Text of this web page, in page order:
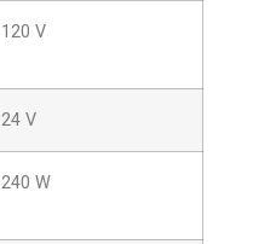
120 V
24 V
240 W